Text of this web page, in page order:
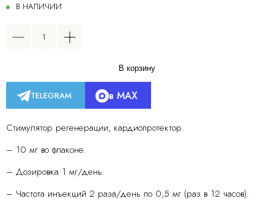
В НАЛИЧИИ
В корзину
TELEGRAM в MAX
Стимулятор регенерации, кардиопротектор.
– 10 мг во флаконе.
– Дозировка 1 мг/день.
– Частота инъекций 2 раза/день по 0,5 мг (раз в 12 часов).